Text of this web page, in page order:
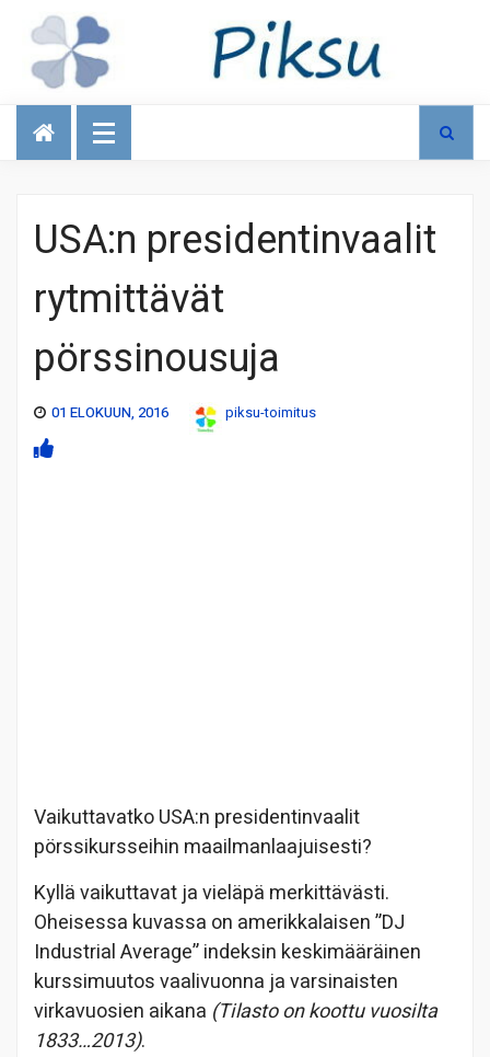
Talous
USA:n presidentinvaalit
rytmittävät
pörssinousuja
01 ELOKUUN, 2016 piksu-toimitus
Vaikuttavatko USA:n presidentinvaalit
pörssikursseihin maailmanlaajuisesti?
Kyllä vaikuttavat ja vieläpä merkittävästi.
Oheisessa kuvassa on amerikkalaisen ”DJ
Industrial Average” indeksin keskimääräinen
kurssimuutos vaalivuonna ja varsinaisten
virkavuosien aikana (Tilasto on koottu vuosilta
1833…2013).